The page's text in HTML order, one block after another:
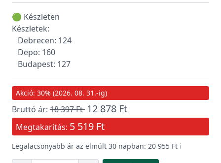
🟢 Készleten
Készletek:
Debrecen: 124
Depo: 160
Budapest: 127
Akció: 30% (2026. 08. 31.-ig)
Bruttó ár: 18 397 Ft 12 878 Ft
Megtakarítás: 5 519 Ft
Legalacsonyabb ár az elmúlt 30 napban: 20 955 Ft ℹ️